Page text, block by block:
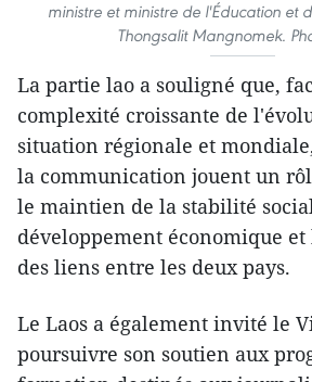
ministre et ministre de l'Éducation et
Thongsalit Mangnomek.
La partie lao a souligné que,
complexité croissante de
situation régionale et
la communication jouent un
le maintien de la stabilité
développement économique
des liens entre les deux pays.
Le Laos a également invité le
poursuivre son soutien aux